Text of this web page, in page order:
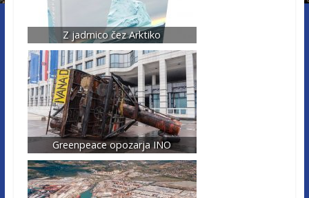
Z jadrnico čez Arktiko
Greenpeace opozarja INO